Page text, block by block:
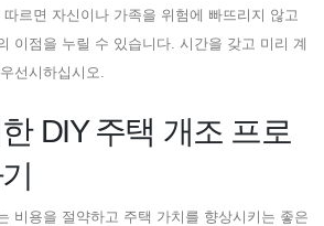
르면 자신이나 가족을 위험에 빠뜨리지 않고
이점을 누릴 수 있습니다. 시간을 갖고 미리 계
선시하십시오.
DIY 주택 개조 프로
비용을 절약하고 주택 가치를 향상시키는 좋은